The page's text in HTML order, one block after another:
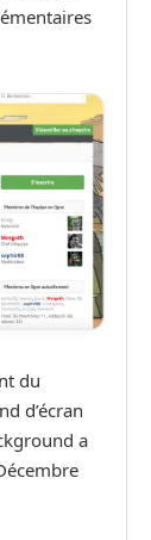
du
d’écran
a